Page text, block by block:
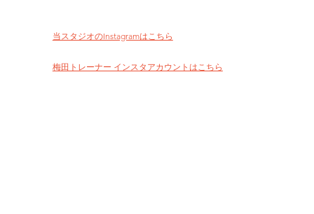
当スタジオのInstagramはこちら
梅田トレーナー インスタアカウントはこちら